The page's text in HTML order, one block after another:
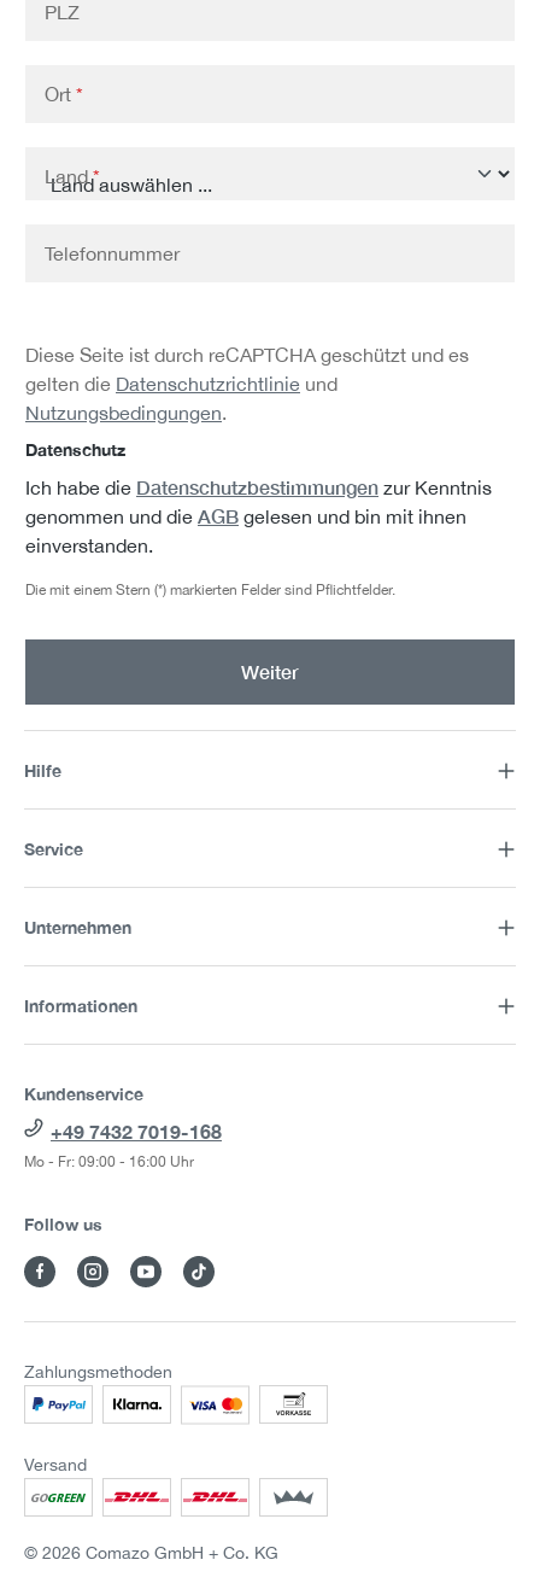
PLZ
Ort *
Land*
Telefonnummer
Diese Seite ist durch reCAPTCHA geschützt und es
gelten die Datenschutzrichtlinie und
Nutzungsbedingungen.
Datenschutz
Ich habe die Datenschutzbestimmungen zur Kenntnis
genommen und die AGB gelesen und bin mit ihnen
einverstanden.
Die mit einem Stern (*) markierten Felder sind Pflichtfelder.
Weiter
Hilfe
Service
Unternehmen
Informationen
Kundenservice
+49 7432 7019-168
Mo - Fr: 09:00 - 16:00 Uhr
Follow us
Zahlungsmethoden
Versand
© 2026 Comazo GmbH + Co. KG